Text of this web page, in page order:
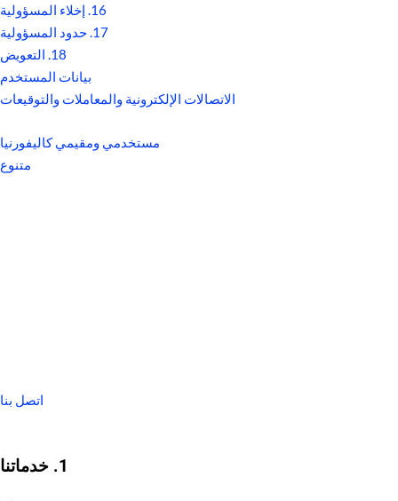
16. إخلاء المسؤولية
17. حدود المسؤولية
18. التعويض
بيانات المستخدم
الاتصالات الإلكترونية والمعاملات والتوقيعات
مستخدمي ومقيمي كاليفورنيا
متنوع
اتصل بنا
1. خدماتنا